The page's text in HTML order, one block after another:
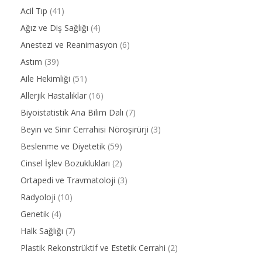
Acil Tıp (41)
Ağız ve Diş Sağlığı (4)
Anestezi ve Reanimasyon (6)
Astım (39)
Aile Hekimliği (51)
Allerjik Hastalıklar (16)
Biyoistatistik Ana Bilim Dalı (7)
Beyin ve Sinir Cerrahisi Nöroşirürji (3)
Beslenme ve Diyetetik (59)
Cinsel İşlev Bozuklukları (2)
Ortapedi ve Travmatoloji (3)
Radyoloji (10)
Genetik (4)
Halk Sağlığı (7)
Plastik Rekonstrüktif ve Estetik Cerrahi (2)